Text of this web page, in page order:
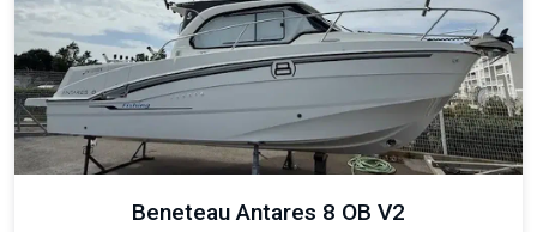
Beneteau Antares 8 OB V2